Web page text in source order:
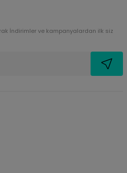
İndirimler ve kampanyalardan ilk siz